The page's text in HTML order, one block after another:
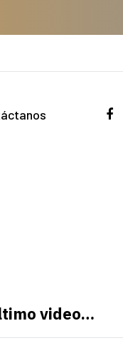
video…